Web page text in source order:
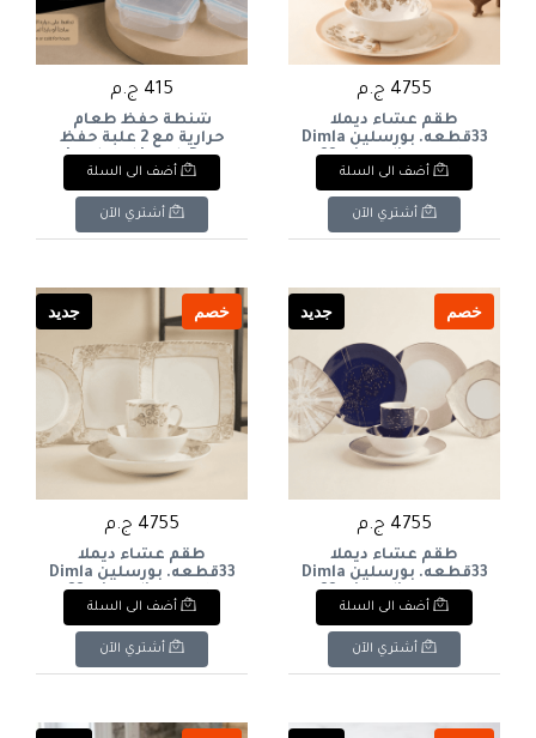
4755 ج.م
طقم عشاء ديملا
33قطعه. بورسلين Dimla
33-piece dinner set.
Porcelain.
أضف الى السلة
أشتري الآن
415 ج.م
شنطة حفظ طعام
حرارية مع 2 علبة حفظ
Insulated Lunch Bag
with 2 Food Storage
Containers
أضف الى السلة
أشتري الآن
خصم جديد
4755 ج.م
طقم عشاء ديملا
33قطعه. بورسلين Dimla
33-piece dinner set.
Porcelain.
أضف الى السلة
أشتري الآن
خصم جديد
4755 ج.م
طقم عشاء ديملا
33قطعه. بورسلين Dimla
33-piece dinner set.
Porcelain.
أضف الى السلة
أشتري الآن